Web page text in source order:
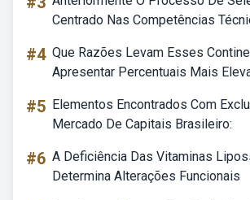
Centrado Nas Competências
#4 Que Razões Levam Esses
Apresentar Percentuais Mais
#5 Elementos Encontrados Com
Mercado De Capitais Brasileiro:
#6 A Deficiência Das Vitaminas
Determina Alterações Funcionais